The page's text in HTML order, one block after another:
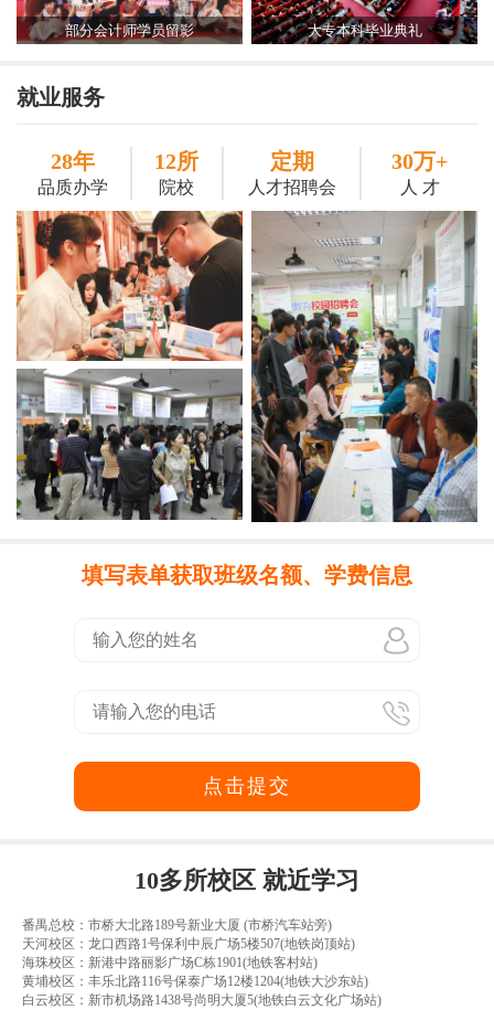
部分会计师学员留影 大专本科毕业典礼
就业服务
28年
品质办学
12所
院校
定期
人才招聘会
30万+
人 才
填写表单获取班级名额、学费信息
点击提交
10多所校区 就近学习
番禺总校：市桥大北路189号新业大厦 (市桥汽车站旁)
天河校区：龙口西路1号保利中辰广场5楼507(地铁岗顶站)
海珠校区：新港中路丽影广场C栋1901(地铁客村站)
黄埔校区：丰乐北路116号保泰广场12楼1204(地铁大沙东站)
白云校区：新市机场路1438号尚明大厦5(地铁白云文化广场站)